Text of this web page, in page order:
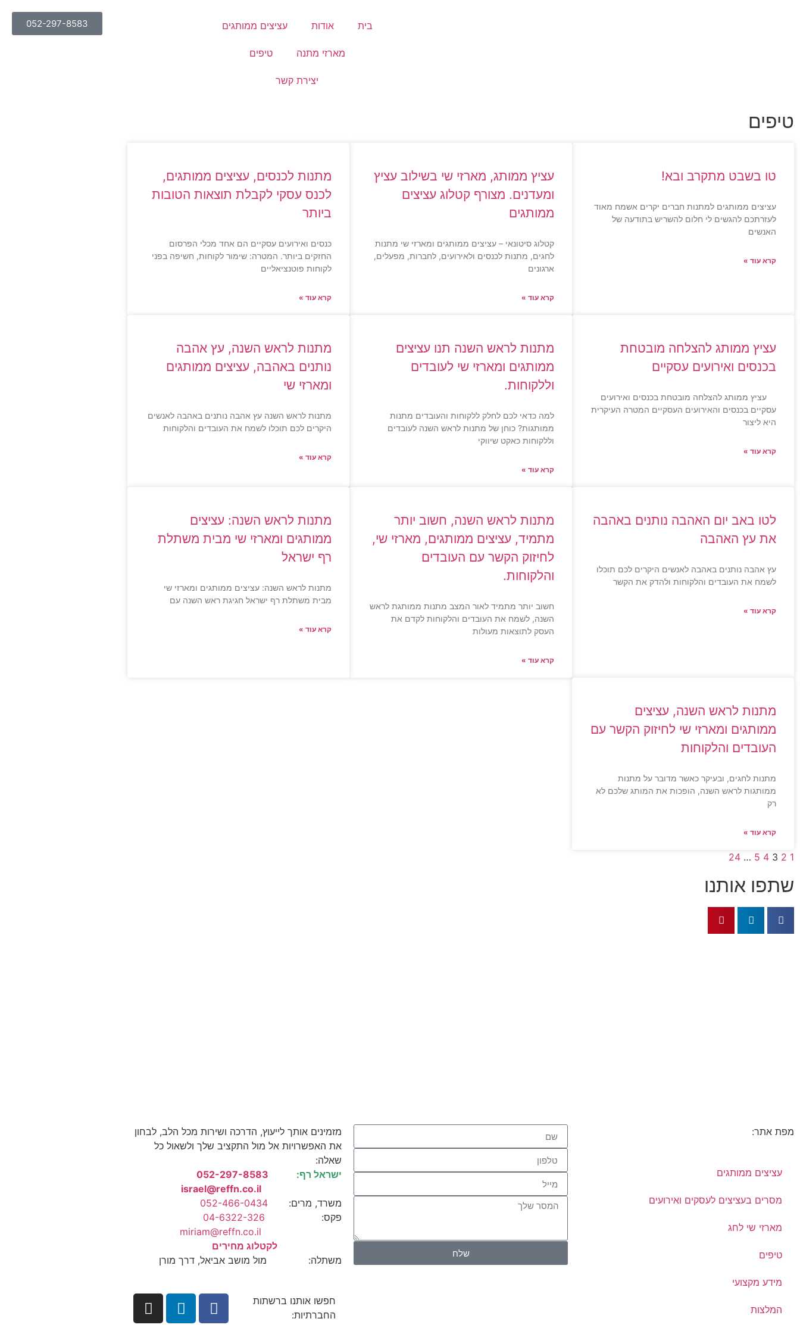
בית אודות עציצים ממותגים
מארזי מתנה טיפים
יצירת קשר
052-297-8583
טיפים
טו בשבט מתקרב ובא!
עציצים ממותגים למתנות חברים יקרים אשמח מאוד
לעזרתכם להגשים לי חלום להשריש בתודעה של
האנשים
קרא עוד »
עציץ ממותג, מארזי שי בשילוב עציץ
ומעדנים. מצורף קטלוג עציצים
ממותגים
קטלוג סיטונאי – עציצים ממותגים ומארזי שי מתנות
לחגים, מתנות לכנסים ולאירועים, לחברות, מפעלים,
ארגונים
קרא עוד »
מתנות לכנסים, עציצים ממותגים,
לכנס עסקי לקבלת תוצאות הטובות
ביותר
כנסים ואירועים עסקיים הם אחד מכלי הפרסום
החזקים ביותר. המטרה: שימור לקוחות, חשיפה בפני
לקוחות פוטנציאליים
קרא עוד »
עציץ ממותג להצלחה מובטחת
בכנסים ואירועים עסקיים
עציץ ממותג להצלחה מובטחת בכנסים ואירועים
עסקיים בכנסים והאירועים העסקיים המטרה העיקרית
היא ליצור
קרא עוד »
מתנות לראש השנה תנו עציצים
ממותגים ומארזי שי לעובדים
וללקוחות.
למה כדאי לכם לחלק ללקוחות והעובדים מתנות
ממותגות? כוחן של מתנות לראש השנה לעובדים
וללקוחות כאקט שיווקי
קרא עוד »
מתנות לראש השנה, עץ אהבה
נותנים באהבה, עציצים ממותגים
ומארזי שי
מתנות לראש השנה עץ אהבה נותנים באהבה לאנשים
היקרים לכם תוכלו לשמח את העובדים והלקוחות
קרא עוד »
לטו באב יום האהבה נותנים באהבה
את עץ האהבה
עץ אהבה נותנים באהבה לאנשים היקרים לכם תוכלו
לשמח את העובדים והלקוחות ולהדק את הקשר
קרא עוד »
מתנות לראש השנה, חשוב יותר
מתמיד, עציצים ממותגים, מארזי שי,
לחיזוק הקשר עם העובדים
והלקוחות.
חשוב יותר מתמיד לאור המצב מתנות ממותגת לראש
השנה, לשמח את העובדים והלקוחות לקדם את
העסק לתוצאות מעולות
קרא עוד »
מתנות לראש השנה: עציצים
ממותגים ומארזי שי מבית משתלת
רף ישראל
מתנות לראש השנה: עציצים ממותגים ומארזי שי
מבית משתלת רף ישראל חגיגת ראש השנה עם
קרא עוד »
מתנות לראש השנה, עציצים
ממותגים ומארזי שי לחיזוק הקשר עם
העובדים והלקוחות
מתנות לחגים, ובעיקר כאשר מדובר על מתנות
ממותגות לראש השנה, הופכות את המותג שלכם לא
רק
קרא עוד »
1
2
3
4
5
…
24
שתפו אותנו
מפת אתר:
עציצים ממותגים
מסרים בעציצים לעסקים ואירועים
מארזי שי לחג
טיפים
מידע מקצועי
המלצות
שלח
מזמינים אותך לייעוץ, הדרכה ושירות מכל הלב, לבחון
את האפשרויות אל מול התקציב שלך ולשאול כל
שאלה:
ישראל רף:
052-297-8583
israel@reffn.co.il
משרד, מרים: 052-466-0434
פקס: 04-6322-326
miriam@reffn.co.il
לקטלוג מחירים
משתלה: מול מושב אביאל, דרך מורן
חפשו אותנו ברשתות
החברתיות: